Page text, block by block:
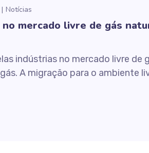
Notícias
mercado livre de gás
indústrias no mercado livre de
A migração para o ambiente